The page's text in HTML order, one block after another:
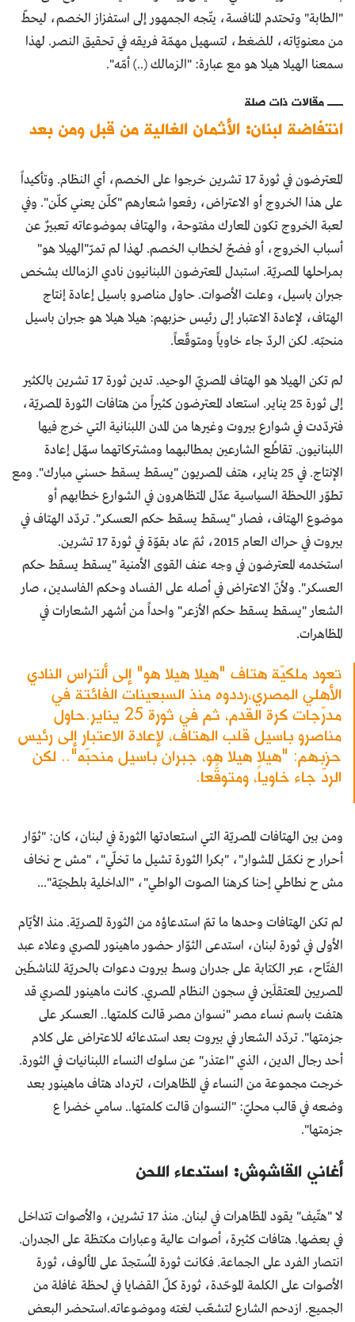
"الطابة" وتحتدم المنافسة، يتّجه الجمهور إلى استفزاز الخصم، ليحطّ
من معنويّاته، للضغط، لتسهيل مهمّة فريقه في تحقيق النصر. لهذا
سمعنا الهيلا هيلا هو مع عبارة: "الزمالك (..) أمّه".
مقالات ذات صلة
انتفاضة لبنان: الأثمان الغالية من قبل ومن بعد
المعترضون في ثورة 17 تشرين خرجوا على الخصم، أي النظام. وتأكيداً
على هذا الخروج أو الاعتراض، رفعوا شعارهم "كلّن يعني كلّن". وفي
لعبة الخروج تكون المعارك مفتوحة، والهتاف بموضوعاته تعبيرٌ عن
أسباب الخروج، أو فضحٌ لخطاب الخصم. لهذا لم تمرّ"الهيلا هو"
بمراحلها المصريّة. استبدل المعترضون اللبنانيون نادي الزمالك بشخص
جبران باسيل، وعلت الأصوات. حاول مناصرو باسيل إعادة إنتاج
الهتاف، لإعادة الاعتبار إلى رئيس حزبهم: هيلا هيلا هو جبران باسيل
منحبّه. لكن الردّ جاء خاوياً ومتوقّعاً.
لم تكن الهيلا هو الهتاف المصريّ الوحيد. تدين ثورة 17 تشرين بالكثير
إلى ثورة 25 يناير. استعاد المعترضون كثيراً من هتافات الثورة المصريّة،
فتردّدت في شوارع بيروت وغيرها من المدن اللبنانية التي خرج فيها
اللبنانيون. تقاطُع الشارعين بمطالبهما ومشتركاتهما سهّل إعادة
الإنتاج. في 25 يناير، هتف المصريون "يسقط يسقط حسني مبارك". ومع
تطوّر اللحظة السياسية عدّل المتظاهرون في الشوارع خطابهم أو
موضوع الهتاف، فصار "يسقط يسقط حكم العسكر". تردّد الهتاف في
بيروت في حراك العام 2015، ثمّ عاد بقوّة في ثورة 17 تشرين.
استخدمه المعترضون في وجه عنف القوى الأمنية "يسقط يسقط حكم
العسكر". ولأنّ الاعتراض في أصله على الفساد وحكم الفاسدين، صار
الشعار "يسقط يسقط حكم الأزعر" واحداً من أشهر الشعارات في
المظاهرات.
تعود ملكيّة هتاف "هيلا هيلا هو" إلى ألتراس النادي
الأهلي المصري،رددوه منذ السبعينات الفائتة في
مدرّجات كرة القدم، ثم في ثورة 25 يناير.حاول
مناصرو باسيل قلب الهتاف، لإعادة الاعتبار إلى رئيس
حزبهم: "هيلا هيلا هو، جبران باسيل منحبّه".. لكن
الردّ جاء خاوياً، ومتوقّعاً.
ومن بين الهتافات المصريّة التي استعادتها الثورة في لبنان، كان: "ثوّار
أحرار ح نكمّل المشوار"، "بكرا الثورة تشيل ما تخلّي"، "مش ح نخاف
مش ح نطاطي إحنا كرهنا الصوت الواطي"، "الداخلية بلطجيّة"...
لم تكن الهتافات وحدها ما تمّ استدعاؤه من الثورة المصريّة. منذ الأيّام
الأولى في ثورة لبنان، استدعى الثوّار حضور ماهينور المصري وعلاء عبد
الفتّاح، عبر الكتابة على جدران وسط بيروت دعوات بالحريّة للناشطَين
المصريين المعتقلَين في سجون النظام المصري. كانت ماهينور المصري قد
هتفت باسم نساء مصر "نسوان مصر قالت كلمتها.. العسكر على
جزمتها". تردّد الشعار في بيروت بعد استدعائه للاعتراض على كلام
أحد رجال الدين، الذي "اعتذر" عن سلوك النساء اللبنانيات في الثورة.
خرجت مجموعة من النساء في المظاهرات، لترداد هتاف ماهينور بعد
وضعه في قالب محليّ: "النسوان قالت كلمتها.. سامي خضرا ع
جزمتها".
أغاني القاشوش: استدعاء اللحن
لا "هتّيف" يقود المظاهرات في لبنان. منذ 17 تشرين، والأصوات تتداخل
في بعضها. هتافات كثيرة، أصوات عالية وعبارات مكتظة على الجدران.
انتصار الفرد على الجماعة. فكانت ثورة المُستجدّ على المألوف، ثورة
الأصوات على الكلمة الموحّدة، ثورة كلّ القضايا في لحظة غافلة من
الجميع. ازدحم الشارع لتشعّب لغته وموضوعاته.استحضر البعض